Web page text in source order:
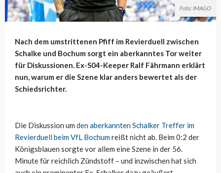
Foto: IMAGO
Nach dem umstrittenen Pfiff im Revierduell zwischen
Schalke und Bochum sorgt ein aberkanntes Tor weiter
für Diskussionen. Ex-S04-Keeper Ralf Fährmann erklärt
nun, warum er die Szene klar anders bewertet als der
Schiedsrichter.
Die Diskussion um den aberkannten Schalker Treffer im
Revierduell beim VfL Bochumreißt nicht ab. Beim 0:2 der
Königsblauen sorgte vor allem eine Szene in der 56.
Minute für reichlich Zündstoff – und inzwischen hat sich